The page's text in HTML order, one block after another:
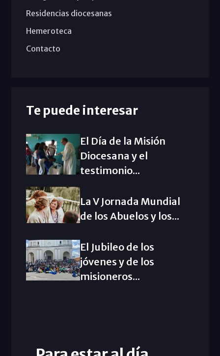
Residencias diocesanas
Hemeroteca
Contacto
Te puede interesar
El Día de la Misión
Diocesana y el
testimonio...
La V Jornada Mundial
de los Abuelos y los...
El Jubileo de los
jóvenes y de los
misioneros...